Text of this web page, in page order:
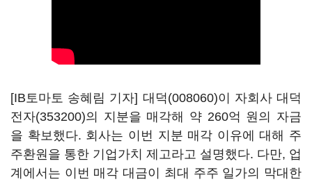
[IB토마토 송혜림 기자] 대덕(008060)이 자회사 대덕
전자(353200)의 지분을 매각해 약 260억 원의 자금
을 확보했다. 회사는 이번 지분 매각 이유에 대해 주
주환원을 통한 기업가치 제고라고 설명했다. 다만, 업
계에서는 이번 매각 대금이 최대 주주 일가의 막대한